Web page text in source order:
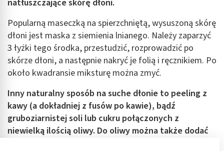
natłuszczające skórę dłoni.
Popularną maseczką na spierzchniętą, wysuszoną skórę
dłoni jest maska z siemienia lnianego. Należy zaparzyć
3 łyżki tego środka, przestudzić, rozprowadzić po
skórze dłoni, a następnie nakryć je folią i ręcznikiem. Po
około kwadransie miksturę można zmyć.
Inny naturalnysposób na suche dłonie to peeling z
kawy (a dokładniej z fusów po kawie), bądź
gruboziarnistej soli lub cukru połączonych z
niewielką ilością oliwy. Do oliwy można także dodać